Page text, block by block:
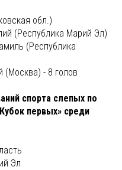
обл.)
(Республика Марий Эл)
(Республика
(Москва) - 8 голов
спорта слепых по
первых» среди
Эл